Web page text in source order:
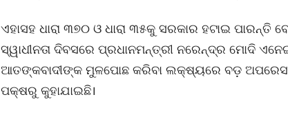
ଏହାସହ ଧାରା ୩୭୦ ଓ ଧାରା ୩୫କୁ ସରକାର ହଟାଇ ପାରନ୍ତି
ସ୍ୱାଧୀନତା ଦିବସରେ ପ୍ରଧାନମନ୍ତ୍ରୀ ନରେନ୍ଦ୍ର ମୋଦି
ଆତଙ୍କବାଦୀଙ୍କ ମୁଳପୋଛ କରିବା ଲକ୍ଷ୍ୟରେ ବଡ଼
ପକ୍ଷରୁ କୁହାଯାଇଛି।